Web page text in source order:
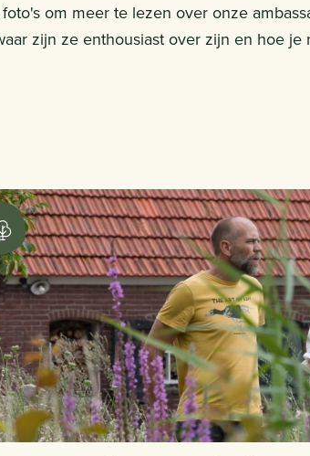
om meer te lezen over onze
zijn ze enthousiast over zijn en hoe